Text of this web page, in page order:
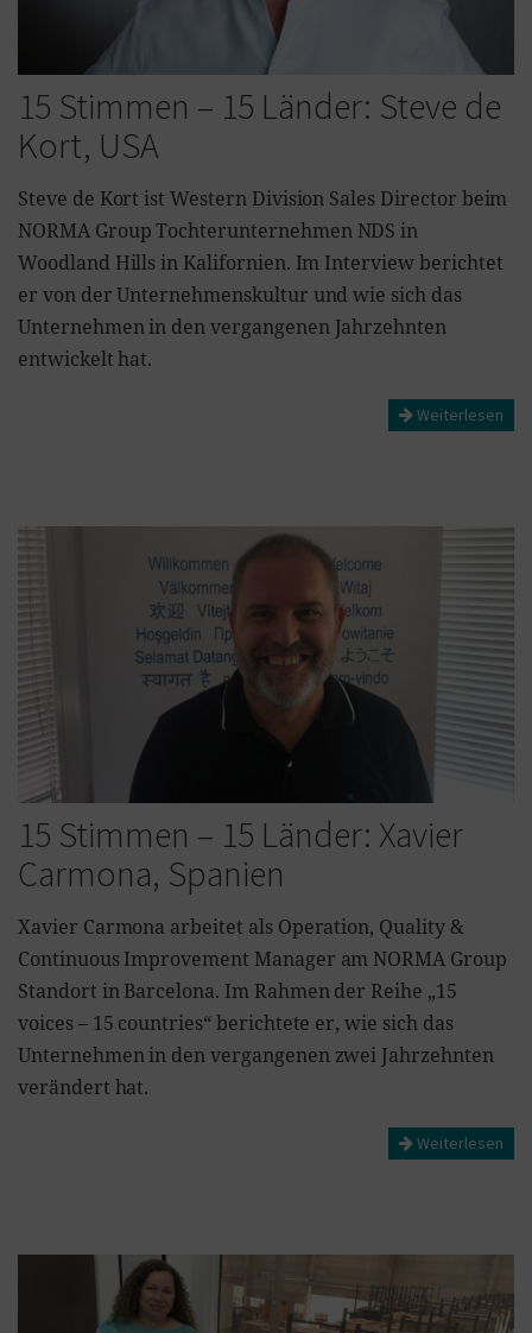
15 Stimmen – 15 Länder: Steve de
Kort, USA
Steve de Kort ist Western Division Sales Director beim
NORMA Group Tochterunternehmen NDS in
Woodland Hills in Kalifornien. Im Interview berichtet
er von der Unternehmenskultur und wie sich das
Unternehmen in den vergangenen Jahrzehnten
entwickelt hat.
Weiterlesen
15 Stimmen – 15 Länder: Xavier
Carmona, Spanien
Xavier Carmona arbeitet als Operation, Quality &
Continuous Improvement Manager am NORMA Group
Standort in Barcelona. Im Rahmen der Reihe „15
voices – 15 countries“ berichtete er, wie sich das
Unternehmen in den vergangenen zwei Jahrzehnten
verändert hat.
Weiterlesen